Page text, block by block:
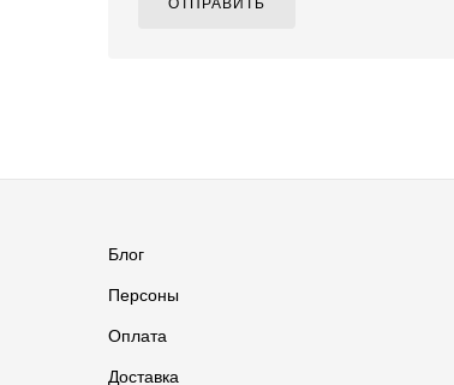
ОТПРАВИТЬ
Блог
Персоны
Оплата
Доставка